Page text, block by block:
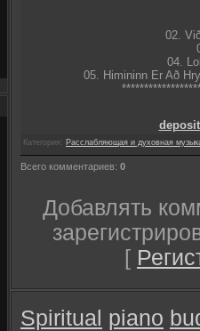
02.
04.
05. Himininn Er Að
Категория: Расслабляющая и духовная
Всего комментариев: 0
Добавлять
[
Spiritual piano